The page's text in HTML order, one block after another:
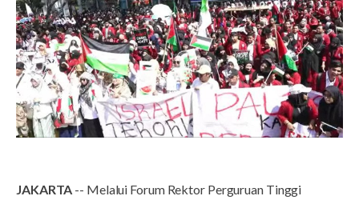
JAKARTA -- Melalui Forum Rektor Perguruan Tinggi